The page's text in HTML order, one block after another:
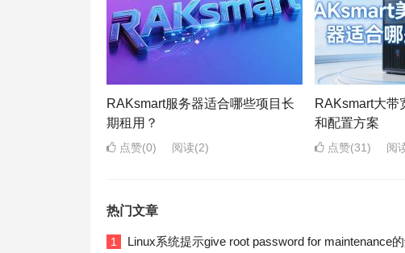
RAKsmart服务器适合哪些项目长
期租用？
点赞(0) 阅读(2)
RAKsmart大带
和配置方案
点赞(31) 阅
热门文章
1 Linux系统提示give root password for maintenance